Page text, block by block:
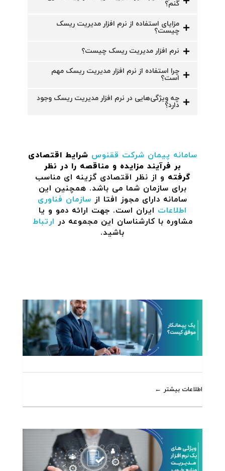
کنم؟
مزایای استفاده از نرم افزار مدیریت ریسک
چیست؟
نرم افزار مدیریت ریسک چیست؟
چرا استفاده از نرم افزار مدیریت ریسک مهم
است؟
چه ویژگی‌هایی در نرم افزار مدیریت ریسک وجود
دارد؟
سامانه پیمان شرکت ققنوس شرایط اقتصادی
بر فرآیند مزایده و مناقصه را در نظر
گرفته و از نظر اقتصادی گزینه ای مناسب
برای سازمان شما می باشد. همچنین این
سامانه دارای مجوز افتا از سازمان فناوری
اطلاعات ایران است. جهت ارائه دمو و یا
مشاوره با کارشناسان این مجموعه در ارتباط
باشید.
اطلاعات بیشتر